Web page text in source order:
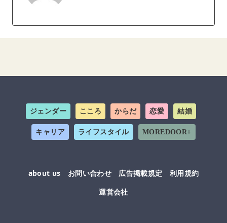
ジェンダー こころ からだ 恋愛 結婚
キャリア ライフスタイル MOREDOOR+
about us お問い合わせ 広告掲載規定
利用規約
運営会社